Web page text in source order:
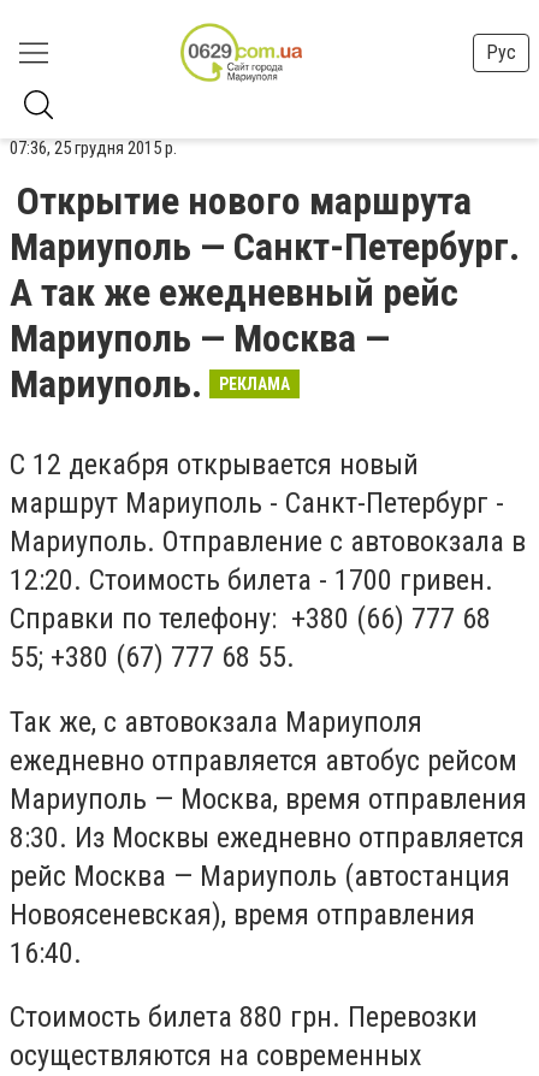
Рус
07:36, 25 грудня 2015 р.
Открытие нового маршрута
Мариуполь — Санкт-Петербург.
А так же ежедневный рейс
Мариуполь — Москва —
Мариуполь.
РЕКЛАМА
C 12 декабря открывается новый
маршрут Мариуполь - Санкт-Петербург -
Мариуполь. Отправление с автовокзала в
12:20. Стоимость билета - 1700 гривен.
Справки по телефону: +380 (66) 777 68
55; +380 (67) 777 68 55.
Так же, с автовокзала Мариуполя
ежедневно отправляется автобус рейсом
Мариуполь — Москва, время отправления
8:30. Из Москвы ежедневно отправляется
рейс Москва — Мариуполь (автостанция
Новоясеневская), время отправления
16:40.
Стоимость билета 880 грн. Перевозки
осуществляются на современных